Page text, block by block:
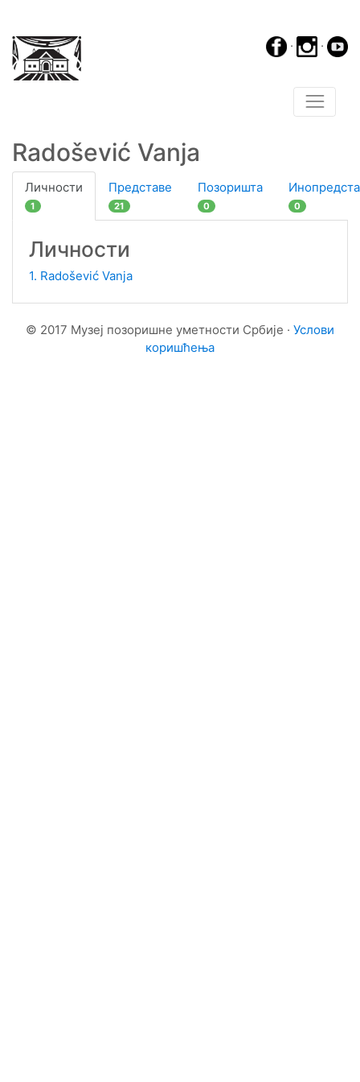
· ·
Radošević Vanja
Личности
1
Представе
21
Позоришта
0 0
Личности
1. Radošević Vanja
© 2017 Музеј позоришне уметности Србије · Услови
коришћења